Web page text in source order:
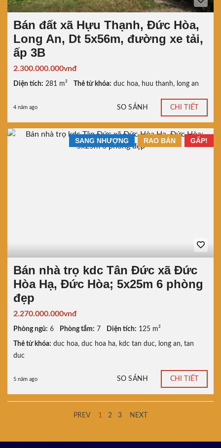
Bán đất xã Hựu Thạnh, Đức Hòa,
Long An, Dt 5x56m, đường xe tải,
ấp 3B
2.300.000.000vnđ
Diện tích: 281 m² Thẻ từ khóa: duc hoa, huu thanh, long an
4 năm ago SO SÁNH CHI TIẾT
GẤP!
RAO BÁN
SANG NHƯỢNG
Bán nhà trọ kdc Tân Đức xã Đức
Hòa Hạ, Đức Hòa; 5x25m 6 phòng
đẹp
2.270.000.000vnđ
Phòng ngủ: 6 Phòng tắm: 7 Diện tích: 125 m²
Thẻ từ khóa: duc hoa, duc hoa ha, kdc tan duc, long an, tan
duc
5 năm ago SO SÁNH CHI TIẾT
PREV 1 2 3 NEXT